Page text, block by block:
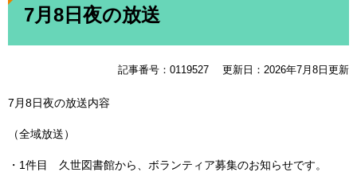
へ
7月8日夜の放送
記事番号：0119527 更新日：2026年7月8日更新
7月8日夜の放送内容
（全域放送）
・1件目 久世図書館から、ボランティア募集のお知らせです。